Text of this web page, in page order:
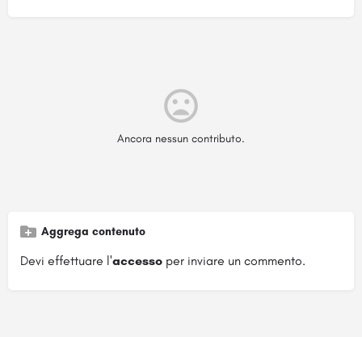
Ancora nessun contributo.
Aggrega contenuto
Devi effettuare l'accesso per inviare un commento.